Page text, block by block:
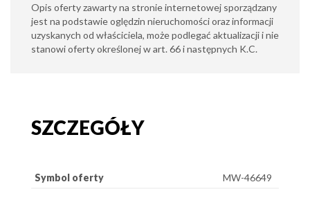
Opis oferty zawarty na stronie internetowej sporządzany
jest na podstawie oględzin nieruchomości oraz informacji
uzyskanych od właściciela, może podlegać aktualizacji i nie
stanowi oferty określonej w art. 66 i następnych K.C.
SZCZEGÓŁY
Symbol oferty MW-46649